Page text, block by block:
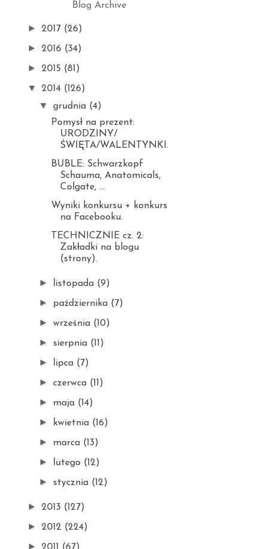
Blog Archive
► 2017 (26)
► 2016 (34)
► 2015 (81)
▼ 2014 (126)
▼grudnia (4)
Pomysł na prezent:
URODZINY/
ŚWIĘTA/WALENTYNKI.
BUBLE: Schwarzkopf
Schauma, Anatomicals,
Colgate, ...
Wyniki konkursu + konkurs
na Facebooku.
TECHNICZNIE cz. 2:
Zakładki na blogu
(strony).
► listopada (9)
► października (7)
►września (10)
► sierpnia (11)
► lipca (7)
►czerwca (11)
► maja (14)
► kwietnia (16)
► marca (13)
► lutego (12)
► stycznia (12)
► 2013 (127)
► 2012 (224)
►